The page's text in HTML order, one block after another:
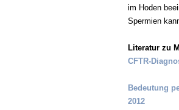
im Hoden
Spermien
Literatur zu
CFTR-
Bedeutung
2012